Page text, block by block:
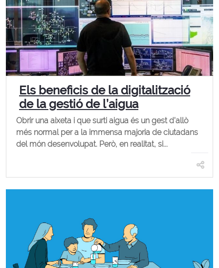
Els beneficis de la digitalització
de la gestió de l’aigua
Obrir una aixeta i que surti aigua és un gest d’allò
més normal per a la immensa majoria de ciutadans
del món desenvolupat. Però, en realitat, si...